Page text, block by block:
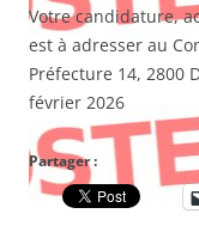
Votre candidature,
est à adresser au
Préfecture 14, 2800
février 2026
Partager :